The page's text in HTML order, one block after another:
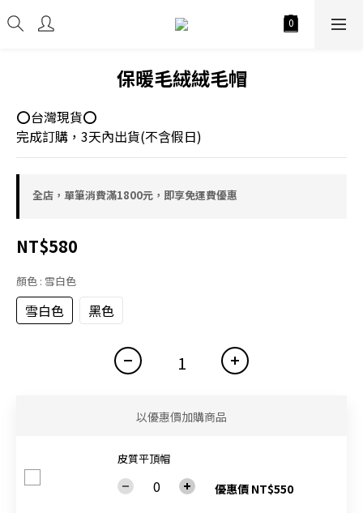
保暖毛絨絨毛帽
⭕台灣現貨⭕
完成訂購，3天內出貨(不含假日)
全店，單筆消費滿1800元，即享免運費優惠
NT$580
顏色 : 雪白色
雪白色 黑色
以優惠價加購商品
皮質平頂帽
優惠價 NT$550